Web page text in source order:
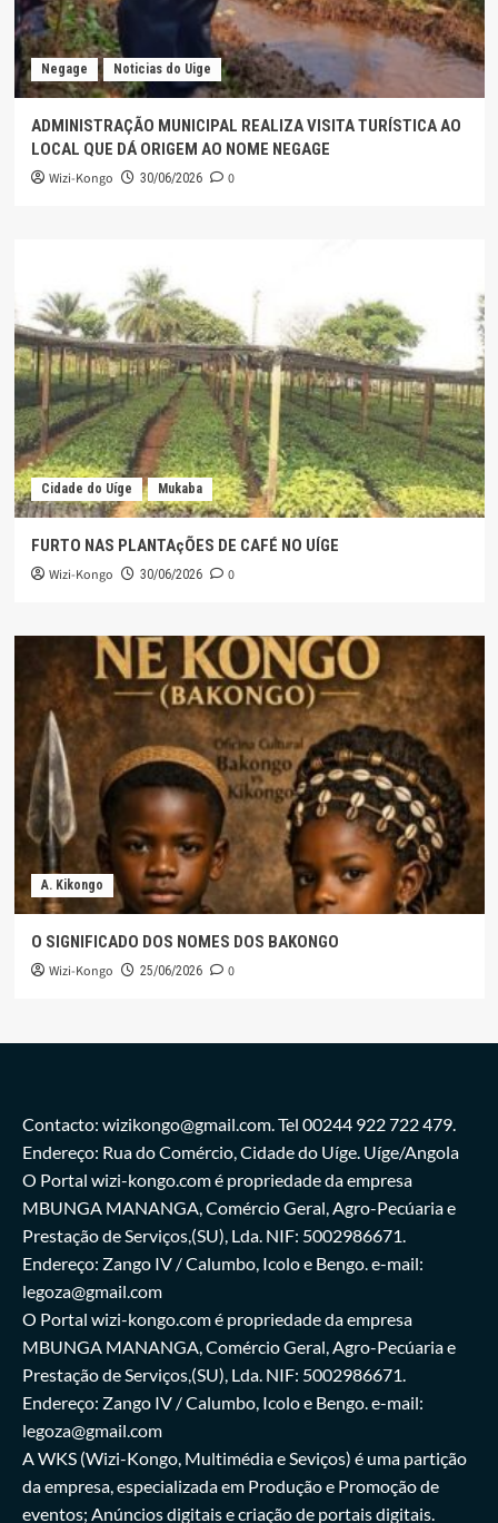
Negage Noticias do Uige
ADMINISTRAÇÃO MUNICIPAL REALIZA VISITA TURÍSTICA AO
LOCAL QUE DÁ ORIGEM AO NOME NEGAGE
Wizi-Kongo 30/06/2026 0
Cidade do Uíge Mukaba
FURTO NAS PLANTAçÕES DE CAFÉ NO UÍGE
Wizi-Kongo 30/06/2026 0
A. Kikongo
O SIGNIFICADO DOS NOMES DOS BAKONGO
Wizi-Kongo 25/06/2026 0
Contacto: wizikongo@gmail.com. Tel 00244 922 722 479.
Endereço: Rua do Comércio, Cidade do Uíge. Uíge/Angola
O Portal wizi-kongo.com é propriedade da empresa
MBUNGA MANANGA, Comércio Geral, Agro-Pecúaria e
Prestação de Serviços,(SU), Lda. NIF: 5002986671.
Endereço: Zango IV / Calumbo, Icolo e Bengo. e-mail:
legoza@gmail.com
O Portal wizi-kongo.com é propriedade da empresa
MBUNGA MANANGA, Comércio Geral, Agro-Pecúaria e
Prestação de Serviços,(SU), Lda. NIF: 5002986671.
Endereço: Zango IV / Calumbo, Icolo e Bengo. e-mail:
legoza@gmail.com
A WKS (Wizi-Kongo, Multimédia e Seviços) é uma partição
da empresa, especializada em Produção e Promoção de
eventos; Anúncios digitais e criação de portais digitais.